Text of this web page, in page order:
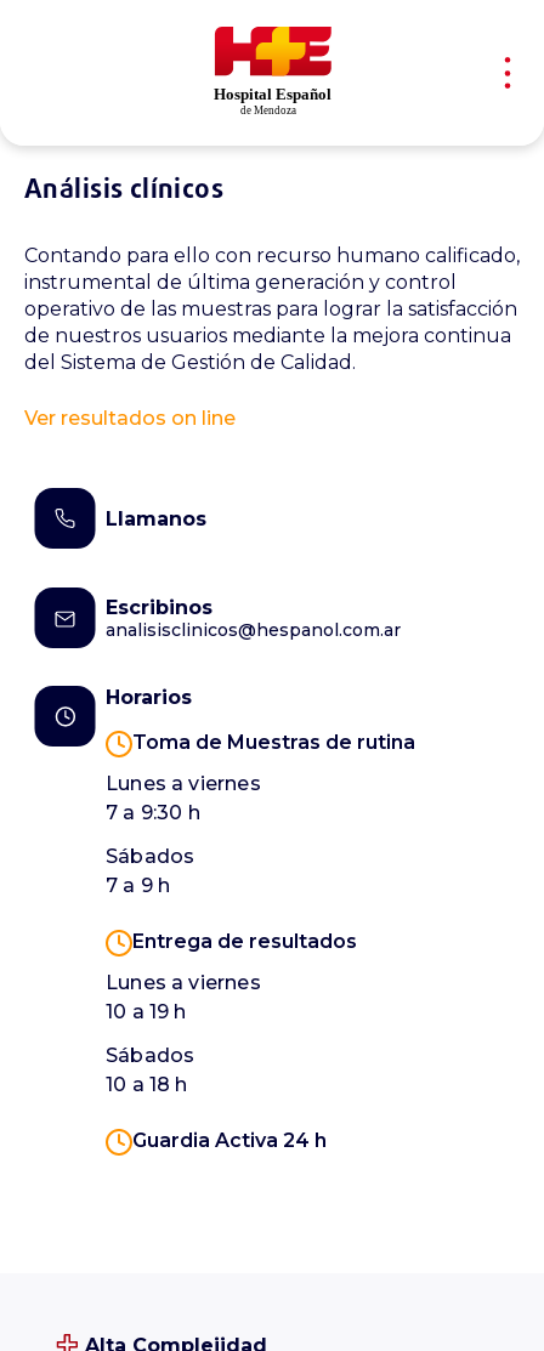
Análisis clínicos
Contando para ello con recurso humano calificado,
instrumental de última generación y control
operativo de las muestras para lograr la satisfacción
de nuestros usuarios mediante la mejora continua
del Sistema de Gestión de Calidad.
Ver resultados on line
Llamanos
Escribinos
analisisclinicos@hespanol.com.ar
Horarios
Toma de Muestras de rutina
Lunes a viernes
7 a 9:30 h
Sábados
7 a 9 h
Entrega de resultados
Lunes a viernes
10 a 19 h
Sábados
10 a 18 h
Guardia Activa 24 h
Alta Complejidad